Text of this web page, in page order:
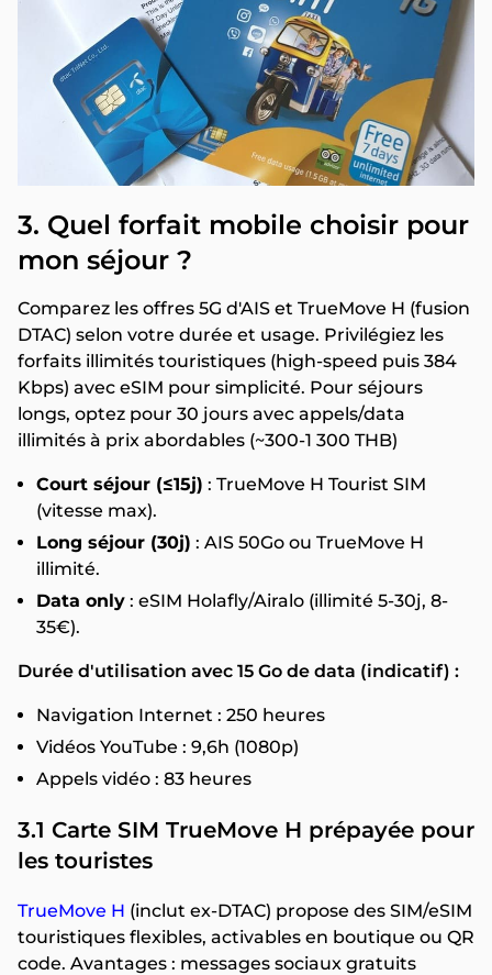
3. Quel forfait mobile choisir pour
mon séjour ?
Comparez les offres 5G d'AIS et TrueMove H (fusion
DTAC) selon votre durée et usage. Privilégiez les
forfaits illimités touristiques (high-speed puis 384
Kbps) avec eSIM pour simplicité. Pour séjours
longs, optez pour 30 jours avec appels/data
illimités à prix abordables (~300-1 300 THB)
Court séjour (≤15j) : TrueMove H Tourist SIM
(vitesse max).
Long séjour (30j) : AIS 50Go ou TrueMove H
illimité.
Data only : eSIM Holafly/Airalo (illimité 5-30j, 8-
35€).
Durée d'utilisation avec 15 Go de data (indicatif) :
Navigation Internet : 250 heures
Vidéos YouTube : 9,6h (1080p)
Appels vidéo : 83 heures
3.1 Carte SIM TrueMove H prépayée pour
les touristes
TrueMove H (inclut ex-DTAC) propose des SIM/eSIM
touristiques flexibles, activables en boutique ou QR
code. Avantages : messages sociaux gratuits